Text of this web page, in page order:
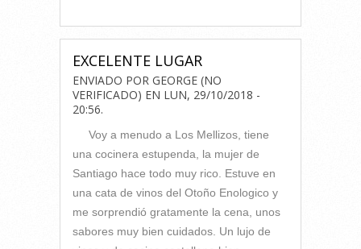
EXCELENTE LUGAR
ENVIADO POR GEORGE (NO
VERIFICADO) EN LUN, 29/10/2018 -
20:56.
Voy a menudo a Los Mellizos, tiene
una cocinera estupenda, la mujer de
Santiago hace todo muy rico. Estuve en
una cata de vinos del Otoño Enologico y
me sorprendió gratamente la cena, unos
sabores muy bien cuidados. Un lujo de